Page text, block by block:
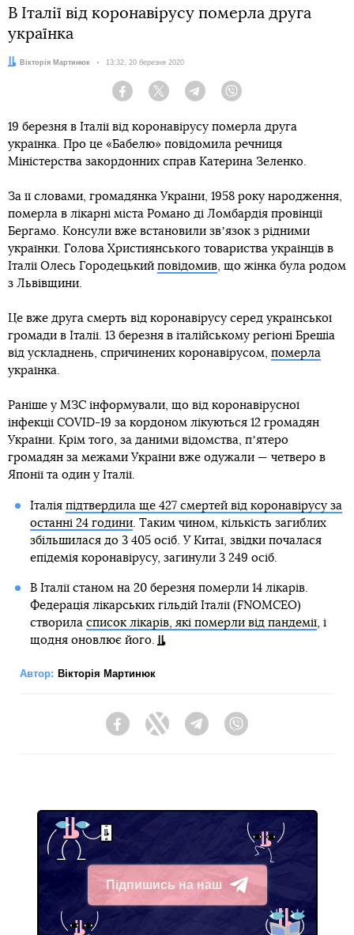
В Італії від коронавірусу померла друга
українка
Автор:Вікторія Мартинюк Дата:
13:32, 20 березня 2020
Facebook Twitter Telegram
19 березня в Італії від коронавірусу померла друга
українка. Про це «Бабелю» повідомила речниця
Міністерства закордонних справ Катерина Зеленко.
За її словами, громадянка України, 1958 року народження,
померла в лікарні міста Романо ді Ломбардія провінції
Бергамо. Консули вже встановили звʼязок з рідними
українки. Голова Християнського товариства українців в
Італії Олесь Городецький повідомив, що жінка була родом
з Львівщини.
Це вже друга смерть від коронавірусу серед української
громади в Італії. 13 березня в італійському регіоні Брешіа
від ускладнень, спричинених коронавірусом, померла
українка.
Раніше у МЗС інформували, що від коронавірусної
інфекції COVID-19 за кордоном лікуються 12 громадян
України. Крім того, за даними відомства, пʼятеро
громадян за межами України вже одужали — четверо в
Японії та один у Італії.
Італія підтвердила ще 427 смертей від коронавірусу за
останні 24 години. Таким чином, кількість загиблих
збільшилася до 3 405 осіб. У Китаї, звідки почалася
епідемія коронавірусу, загинули 3 249 осіб.
В Італії станом на 20 березня померли 14 лікарів.
Федерація лікарських гільдій Італії (FNOMCEO)
створила список лікарів, які померли від пандемії, і
щодня оновлює його.
Автор: Вікторія Мартинюк
FacebookTwitter Telegram
Підпишись на наш
Telegram